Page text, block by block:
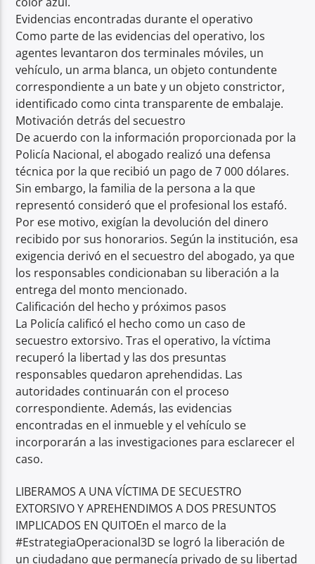
Evidencias encontradas durante el operativo
Como parte de las evidencias del operativo, los
agentes levantaron dos terminales móviles, un
vehículo, un arma blanca, un objeto contundente
correspondiente a un bate y un objeto constrictor,
identificado como cinta transparente de embalaje.
Motivación detrás del secuestro
De acuerdo con la información proporcionada por la
Policía Nacional, el abogado realizó una defensa
técnica por la que recibió un pago de 7 000 dólares.
Sin embargo, la familia de la persona a la que
representó consideró que el profesional los estafó.
Por ese motivo, exigían la devolución del dinero
recibido por sus honorarios. Según la institución, esa
exigencia derivó en el secuestro del abogado, ya que
los responsables condicionaban su liberación a la
entrega del monto mencionado.
Calificación del hecho y próximos pasos
La Policía calificó el hecho como un caso de
secuestro extorsivo. Tras el operativo, la víctima
recuperó la libertad y las dos presuntas
responsables quedaron aprehendidas. Las
autoridades continuarán con el proceso
correspondiente. Además, las evidencias
encontradas en el inmueble y el vehículo se
incorporarán a las investigaciones para esclarecer el
caso.
LIBERAMOS A UNA VÍCTIMA DE SECUESTRO
EXTORSIVO Y APREHENDIMOS A DOS PRESUNTOS
IMPLICADOS EN QUITOEn el marco de la
#EstrategiaOperacional3D se logró la liberación de
un ciudadano que permanecía privado de su libertad